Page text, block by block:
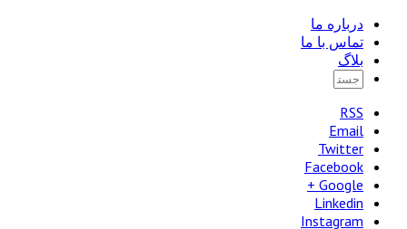
درباره ما
تماس با ما
بلاگ
RSS
Email
Twitter
Facebook
Google +
Linkedin
Instagram